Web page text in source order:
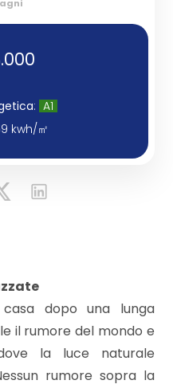
: A1
kwh/㎡
dopo una lunga
il rumore del mondo e
la luce naturale
rumore sopra la